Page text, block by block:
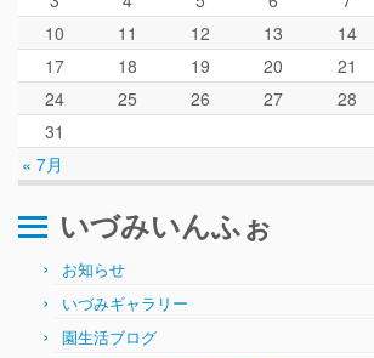
« 7月
10
11 12 13 14
17
18 19 20 21
24
25 26 27 28
31
いづみいんふぉ
お知らせ
いづみギャラリー
園生活ブログ